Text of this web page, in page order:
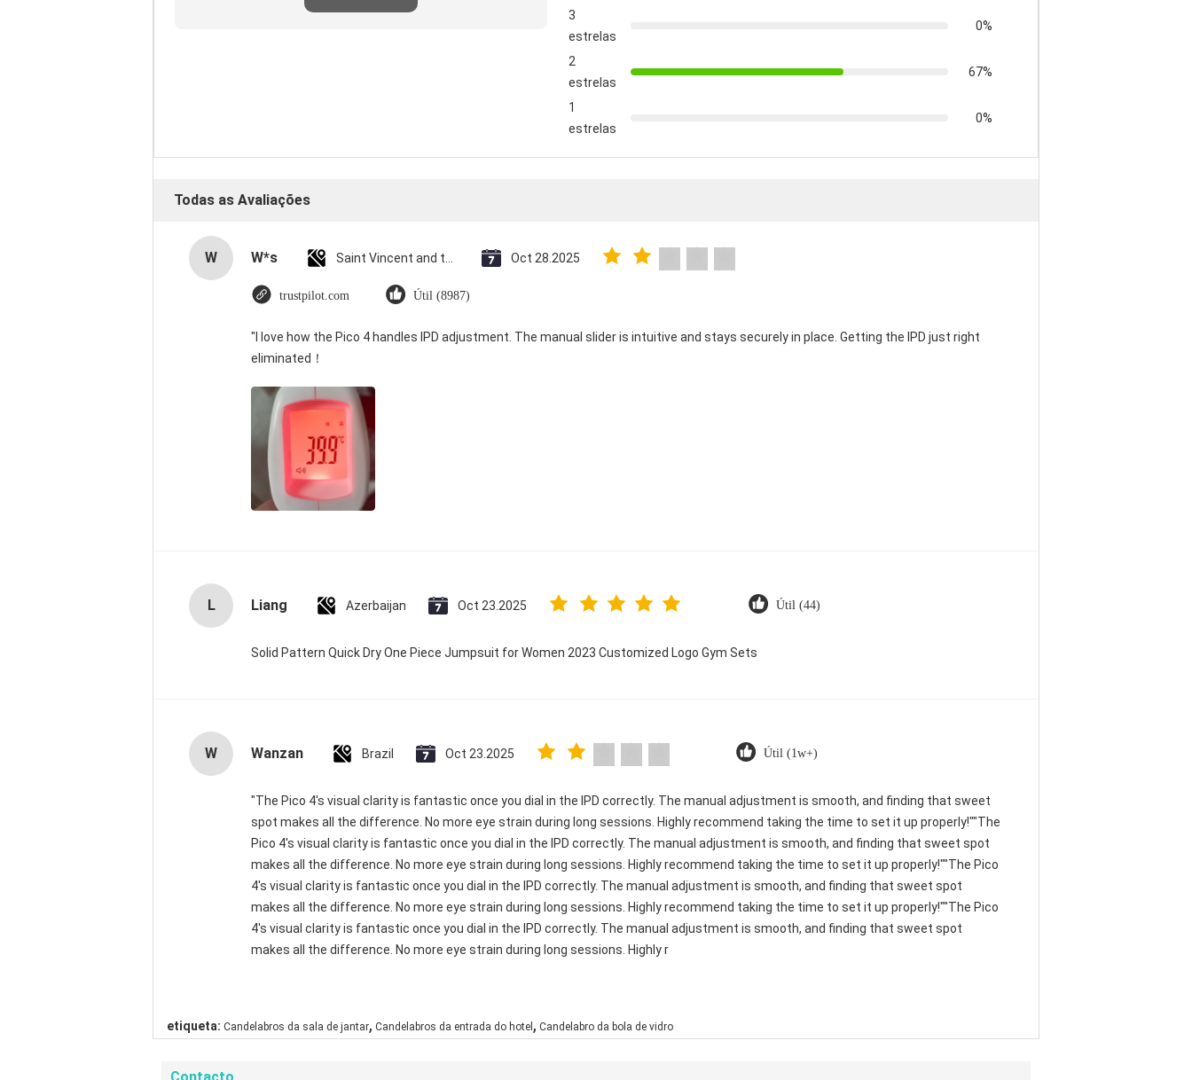
3
estrelas
0%
2
estrelas
67%
1
estrelas
0%
Todas as Avaliações
W W*s Oct 28.2025
trustpilot.com Útil (8987)
"I love how the Pico 4 handles IPD adjustment. The manual slider is intuitive and stays securely in place. Getting the IPD just right
eliminated！
L Liang Azerbaijan Oct 23.2025 Útil (44)
Solid Pattern Quick Dry One Piece Jumpsuit for Women 2023 Customized Logo Gym Sets
W Wanzan Brazil Oct 23.2025 Útil (1w+)
"The Pico 4's visual clarity is fantastic once you dial in the IPD correctly. The manual adjustment is smooth, and finding that sweet
spot makes all the difference. No more eye strain during long sessions. Highly recommend taking the time to set it up properly!""The
Pico 4's visual clarity is fantastic once you dial in the IPD correctly. The manual adjustment is smooth, and finding that sweet spot
makes all the difference. No more eye strain during long sessions. Highly recommend taking the time to set it up properly!""The Pico
4's visual clarity is fantastic once you dial in the IPD correctly. The manual adjustment is smooth, and finding that sweet spot
makes all the difference. No more eye strain during long sessions. Highly recommend taking the time to set it up properly!""The Pico
4's visual clarity is fantastic once you dial in the IPD correctly. The manual adjustment is smooth, and finding that sweet spot
makes all the difference. No more eye strain during long sessions. Highly r
etiqueta: Candelabros da sala de jantar, Candelabros da entrada do hotel , Candelabro da bola de vidro